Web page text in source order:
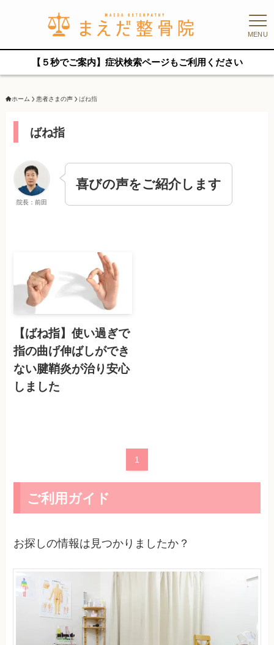
MENU
【５秒でご案内】症状検索ページもご利用ください
ホーム 患者さまの声 ばね指
ばね指
院長：前田
喜びの声をご紹介します
【ばね指】使い過ぎで
指の曲げ伸ばしができ
ない腱鞘炎が治り安心
しました
1
ご利用ガイド
お探しの情報は見つかりましたか？